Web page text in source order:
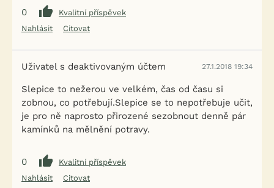
0
Kvalitní příspěvek
Nahlásit
Citovat
Uživatel s deaktivovaným účtem 27.1.2018 19:34
Slepice to nežerou ve velkém, čas od času si
zobnou, co potřebují.Slepice se to nepotřebuje učit,
je pro ně naprosto přirozené sezobnout denně pár
kamínků na mělnění potravy.
0
Kvalitní příspěvek
Nahlásit
Citovat